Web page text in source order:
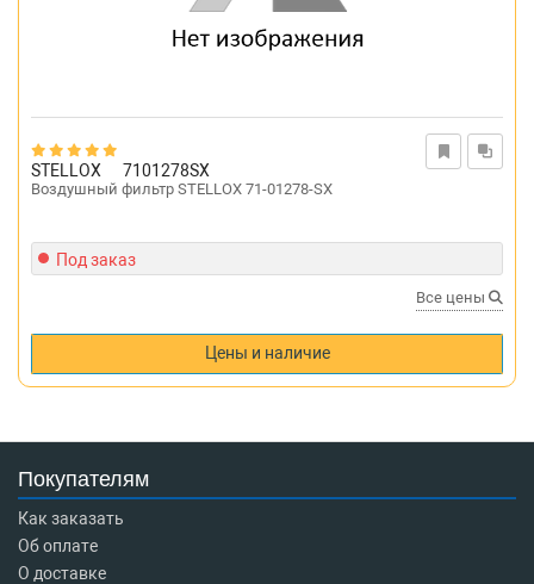
STELLOX 7101278SX
Воздушный фильтр STELLOX 71-01278-SX
Под заказ
Все цены
Цены и наличие
Покупателям
Как заказать
Об оплате
О доставке